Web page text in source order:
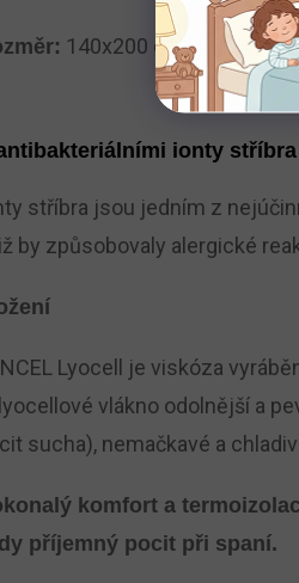
140x200 cm
ionty stříbra
stříbra jsou jedním z
by způsobovaly alergické
Lyocell je viskóza
vlákno odolnější a
sucha), nemačkavé a
komfort a
příjemný pocit při spaní.